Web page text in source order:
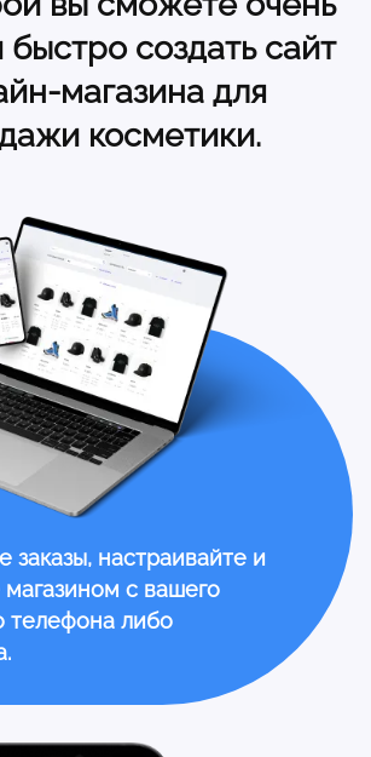
быстро создать сайт
магазина для
косметики.
заказы, настраивайте и
магазином с вашего
телефона либо